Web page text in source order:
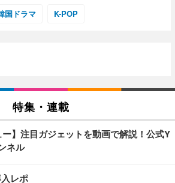
国ドラマ K-POP
特集・連載
ー】注目ガジェットを動画で解説！公式Y
ネル
レポ